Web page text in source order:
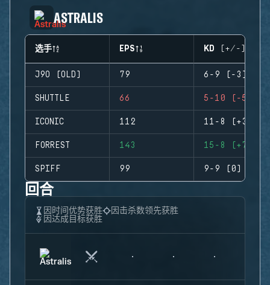
ASTRALIS
选手 EPS KD (+/-)
J9O (OLD) 79 6-9 (-3)
SHUTTLE 66 5-10 (-5)
ICONIC 112 11-8 (+3)
FORREST 143 15-8 (+7)
SPIFF 99 9-9 (0)
回合
因时间优势获胜
因击杀数领先获胜
因达成目标获胜